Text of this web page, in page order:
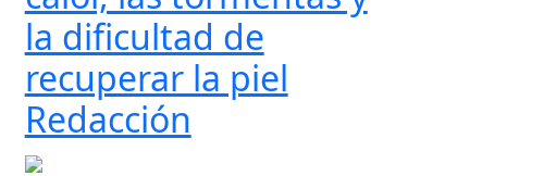
la dificultad de
recuperar la piel
Redacción